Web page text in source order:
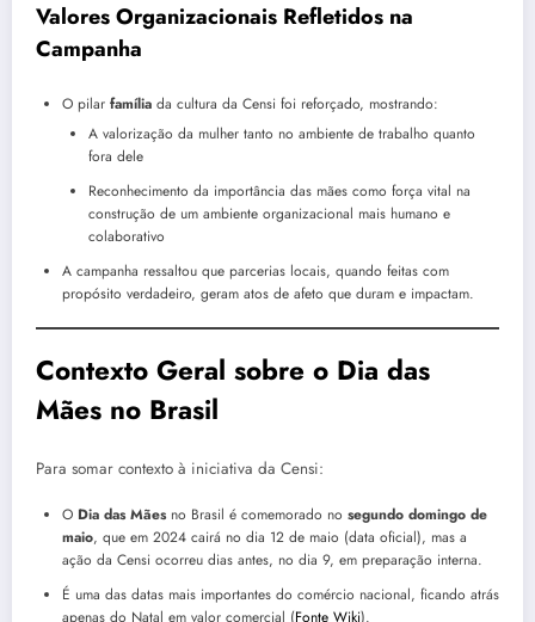
Valores Organizacionais Refletidos na
Campanha
O pilar família da cultura da Censi foi reforçado, mostrando:
A valorização da mulher tanto no ambiente de trabalho quanto
fora dele
Reconhecimento da importância das mães como força vital na
construção de um ambiente organizacional mais humano e
colaborativo
A campanha ressaltou que parcerias locais, quando feitas com
propósito verdadeiro, geram atos de afeto que duram e impactam.
Contexto Geral sobre o Dia das
Mães no Brasil
Para somar contexto à iniciativa da Censi:
O Dia das Mãesno Brasil é comemorado no segundo domingo de
maio, que em 2024 cairá no dia 12 de maio (data oficial), mas a
ação da Censi ocorreu dias antes, no dia 9, em preparação interna.
É uma das datas mais importantes do comércio nacional, ficando atrás
apenas do Natal em valor comercial (Fonte Wiki).